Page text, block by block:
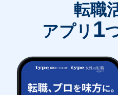
転職
アプリ 1